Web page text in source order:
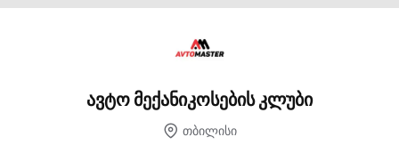
ავტო მექანიკოსების კლუბი
თბილისი